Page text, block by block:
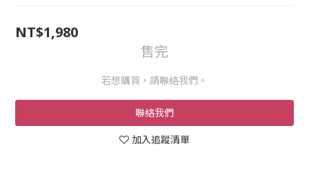
NT$1,980
售完
若想購買，請聯絡我們。
聯絡我們
加入追蹤清單